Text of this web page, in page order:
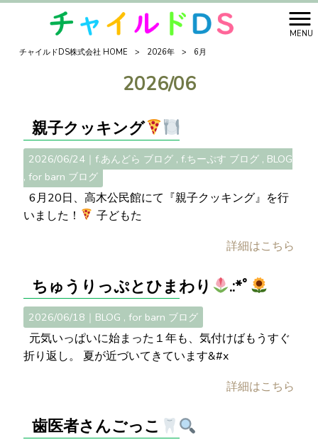
MENU
チャイルドDS株式会社 HOME
> 2026年 > 6月
2026/06
親子クッキング
2026/06/24｜f.あんどら ブログ f.ちーぷす ブログ BLOG
for barn ブログ
6月20日、高木公民館にて『親子クッキング』を行
いました！
子どもた
詳細はこちら
ちゅうりっぷとひまわり .:*ﾟ
2026/06/18｜ BLOG for barn ブログ
元気いっぱいに始まった１年も、気付けばもうすぐ
折り返し。 夏が近づいてきています&#x
詳細はこちら
歯医者さんごっこ